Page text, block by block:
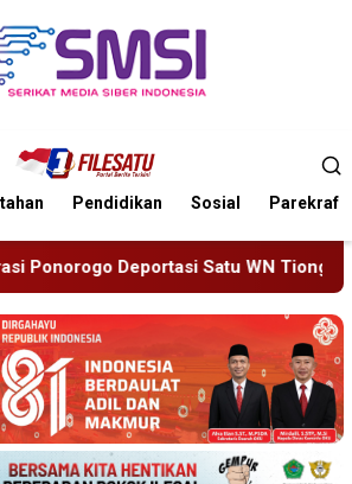
Pendidikan Sosial Parekraf
Salahgunakan Ijin Tinggal